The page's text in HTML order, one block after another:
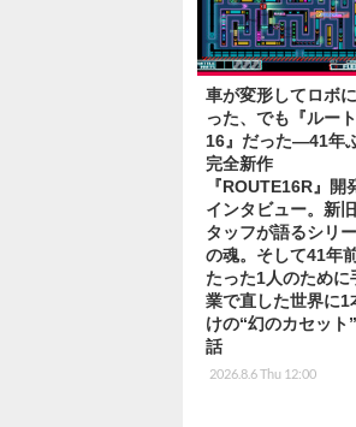
車が変形してロボ
った、でも『ルート
16』だった―41年
完全新作
『ROUTE16R』開
インタビュー。新
タッフが語るシリ
の魂。そして41年前
たった1人のために
業で直した世界に1
けの“幻のカセット
話
2026.8.6 Thu 12:00